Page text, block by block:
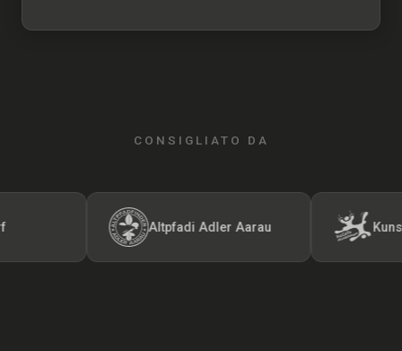
CONSIGLIATO DA
Altpfadi Adler Aarau Kunst- und